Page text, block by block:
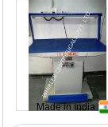
Made in India